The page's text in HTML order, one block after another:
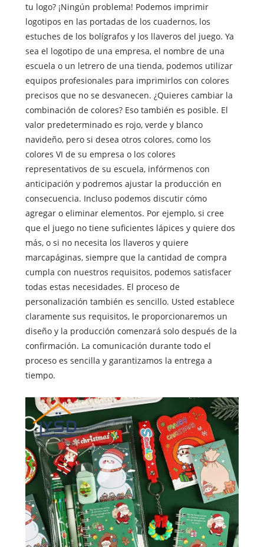
tu logo? ¡Ningún problema! Podemos imprimir
logotipos en las portadas de los cuadernos, los
estuches de los bolígrafos y los llaveros del juego. Ya
sea el logotipo de una empresa, el nombre de una
escuela o un letrero de una tienda, podemos utilizar
equipos profesionales para imprimirlos con colores
precisos que no se desvanecen. ¿Quieres cambiar la
combinación de colores? Eso también es posible. El
valor predeterminado es rojo, verde y blanco
navideño, pero si desea otros colores, como los
colores VI de su empresa o los colores
representativos de su escuela, infórmenos con
anticipación y podremos ajustar la producción en
consecuencia. Incluso podemos discutir cómo
agregar o eliminar elementos. Por ejemplo, si cree
que el juego no tiene suficientes lápices y quiere dos
más, o si no necesita los llaveros y quiere
marcapáginas, siempre que la cantidad de compra
cumpla con nuestros requisitos, podemos satisfacer
todas estas necesidades. El proceso de
personalización también es sencillo. Usted establece
claramente sus requisitos, le proporcionaremos un
diseño y la producción comenzará solo después de la
confirmación. La comunicación durante todo el
proceso es sencilla y garantizamos la entrega a
tiempo.